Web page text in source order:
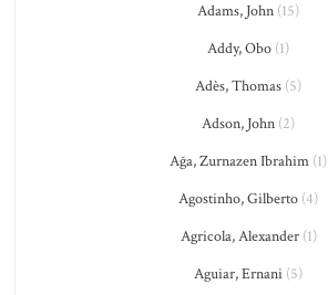
Adams, John (15)
Addy, Obo (1)
Adès, Thomas (5)
Adson, John (2)
Ağa, Zurnazen Ibrahim (1)
Agostinho, Gilberto (4)
Agricola, Alexander(1)
Aguiar, Ernani (5)